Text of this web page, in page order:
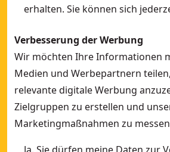
erhalten. Sie können sich
Verbesserung der Werbung
Wir möchten Ihre Informationen
Medien und Werbepartnern
relevante digitale Werbung
Zielgruppen zu erstellen und
Marketingmaßnahmen zu